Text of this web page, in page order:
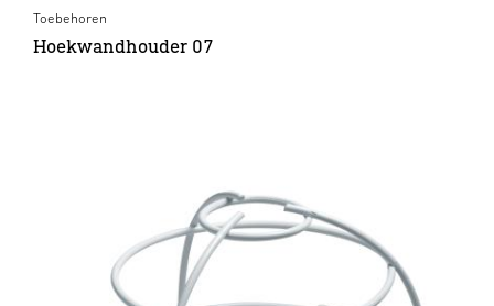
Toebehoren
Hoekwandhouder 07